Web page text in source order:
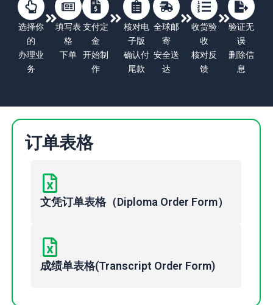
选择你
的
办理业
务
填写表
格
下单
支付定
金
开始制
作
核对电
子版
确认付
尾款
全球邮
寄
安全送
达
收货验
收
核对反
馈
验证无
误
删除信
息
订单表格
文凭订单表格（Diploma Order Form）
成绩单表格(Transcript Order Form)